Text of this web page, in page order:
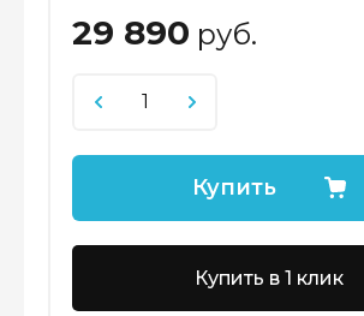
29 890 руб.
Купить
Купить в 1 клик